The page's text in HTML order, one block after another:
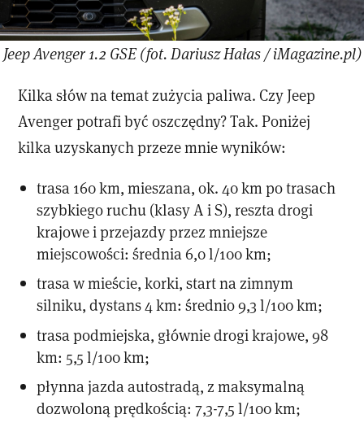
Jeep Avenger 1.2 GSE (fot. Dariusz Hałas / iMagazine.pl)
Kilka słów na temat zużycia paliwa. Czy Jeep
Avenger potrafi być oszczędny? Tak. Poniżej
kilka uzyskanych przeze mnie wyników:
trasa 160 km, mieszana, ok. 40 km po trasach
szybkiego ruchu (klasy A i S), reszta drogi
krajowe i przejazdy przez mniejsze
miejscowości: średnia 6,0 l/100 km;
trasa w mieście, korki, start na zimnym
silniku, dystans 4 km: średnio 9,3 l/100 km;
trasa podmiejska, głównie drogi krajowe, 98
km: 5,5 l/100 km;
płynna jazda autostradą, z maksymalną
dozwoloną prędkością: 7,3-7,5 l/100 km;